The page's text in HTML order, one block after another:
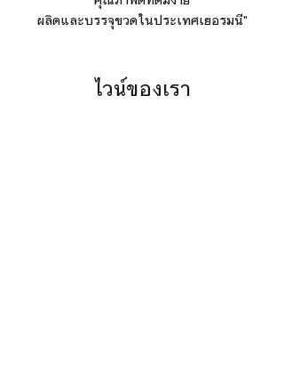
ผลิตและบรรจุขวดในประเทศเยอรมนี"
ไวน์ของเรา